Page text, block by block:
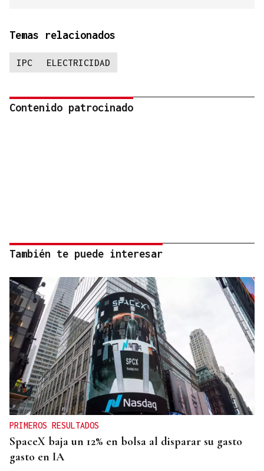
Temas relacionados
IPC ELECTRICIDAD
Contenido patrocinado
También te puede interesar
PRIMEROS RESULTADOS
SpaceX baja un 12% en bolsa al disparar su gasto
gasto en IA